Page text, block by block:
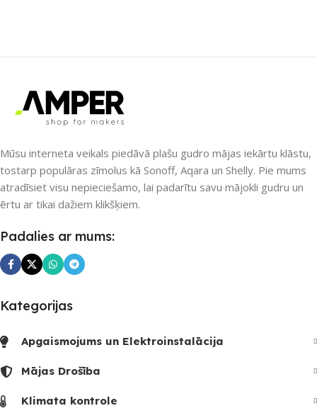
PIEEJAMS UZREIZ
Nē
Mūsu interneta veikals piedāvā plašu gudro mājas iekārtu klāstu,
tostarp populāras zīmolus kā Sonoff, Aqara un Shelly. Pie mums
atradīsiet visu nepieciešamo, lai padarītu savu mājokli gudru un
ērtu ar tikai dažiem klikšķiem.
Padalies ar mums:
Kategorijas
Apgaismojums un Elektroinstalācija
Mājas Drošība
Klimata kontrole